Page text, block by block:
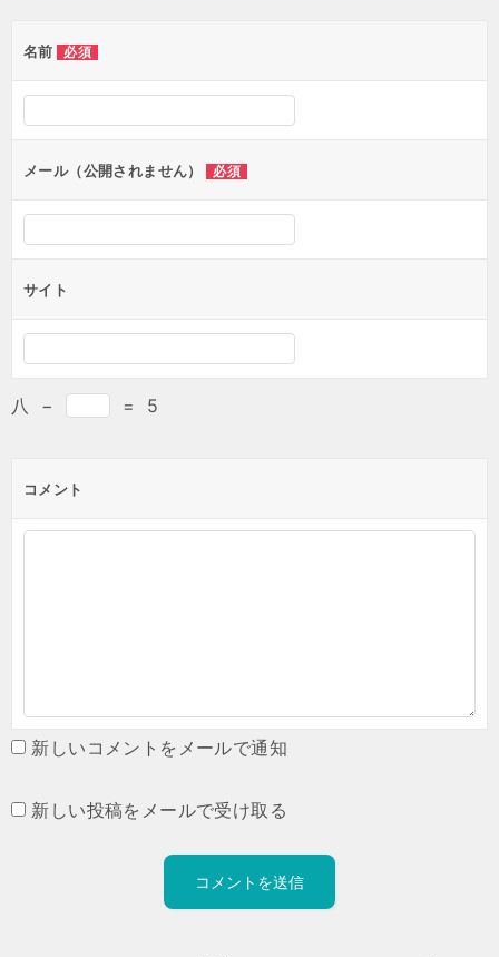
名前 必須
メール（公開されません） 必須
サイト
八 − = 5
コメント
新しいコメントをメールで通知
新しい投稿をメールで受け取る